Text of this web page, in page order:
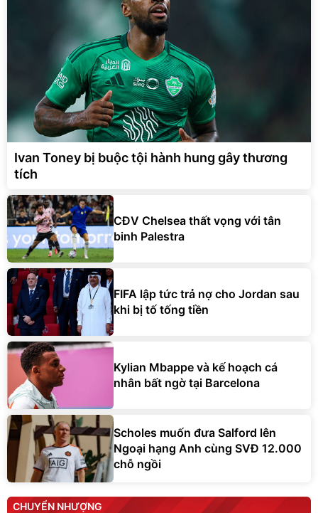
Ivan Toney bị buộc tội hành hung gây thương
tích
CĐV Chelsea thất vọng với tân
binh Palestra
FIFA lập tức trả nợ cho Jordan sau
khi bị tố tống tiền
Kylian Mbappe và kế hoạch cá
nhân bất ngờ tại Barcelona
Scholes muốn đưa Salford lên
Ngoại hạng Anh cùng SVĐ 12.000
chỗ ngồi
CHUYỂN NHƯỢNG